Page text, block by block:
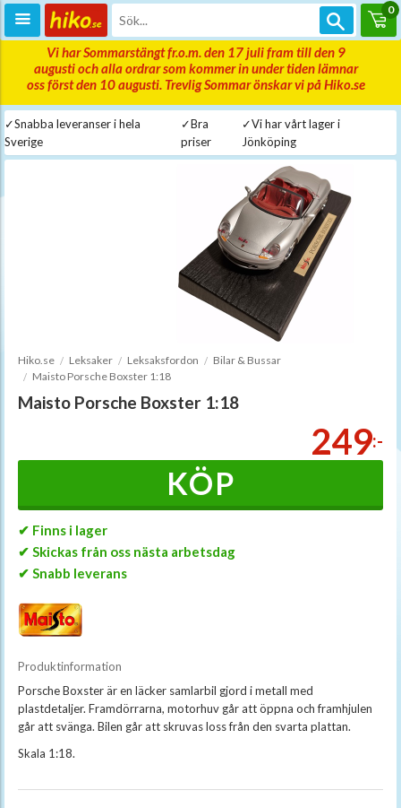
0
Vi har Sommarstängt fr.o.m. den 17 juli fram till den 9
augusti och alla ordrar som kommer in under tiden lämnar
oss först den 10 augusti. Trevlig Sommar önskar vi på Hiko.se
✓Snabba leveranser i hela
Sverige
✓Bra
priser
✓Vi har vårt lager i
Jönköping
Hiko.se Leksaker Leksaksfordon
Bilar & Bussar
Maisto Porsche Boxster 1:18
Maisto Porsche Boxster 1:18
249:-
KÖP
✔ Finns i lager
✔ Skickas från oss nästa arbetsdag
✔ Snabb leverans
Produktinformation
Porsche Boxster är en läcker samlarbil gjord i metall med
plastdetaljer. Framdörrarna, motorhuv går att öppna och framhjulen
går att svänga. Bilen går att skruvas loss från den svarta plattan.
Skala 1:18.